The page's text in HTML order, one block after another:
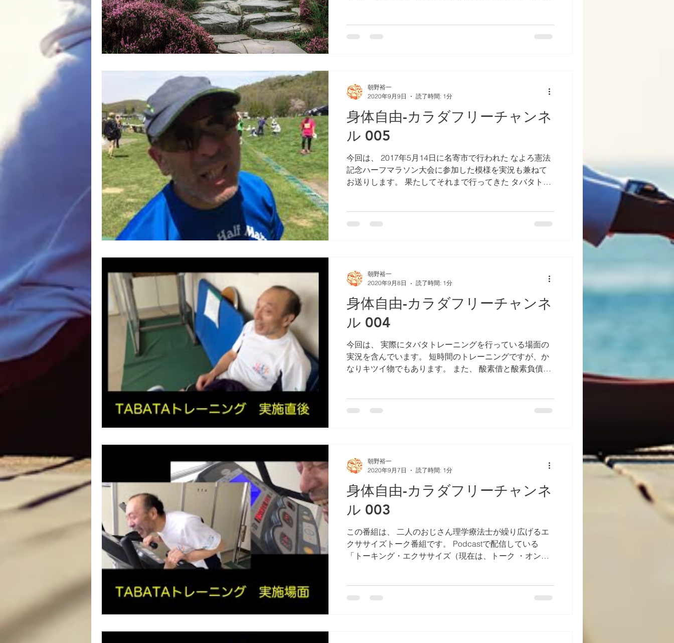
身体自由-カラダフリーチャンネ
ル 005
今回は、 2017年5月14日に名寄市で行われた なよろ憲法
記念ハーフマラソン大会に参加した模様を実況も兼ねて
お送りします。 果たしてそれまで行ってきた タバタトレ
朝野裕一
2020年9月9日
読了時間: 1分
身体自由-カラダフリーチャンネ
ル 004
今回は、 実際にタバタトレーニングを行っている場面の
実況を含んでいます。 短時間のトレーニングですが、か
なりキツイ物でもあります。 また、 酸素借と酸素負債に
朝野裕一
2020年9月8日
読了時間: 1分
身体自由-カラダフリーチャンネ
ル 003
この番組は、 二人のおじさん理学療法士が繰り広げるエ
クササイズトーク番組です。 Podcastで配信している
「トーキング・エクササイズ（現在は、トーク ・オン・
朝野裕一
2020年9月7日
読了時間: 1分